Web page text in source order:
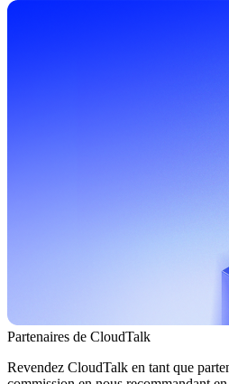
Partenaires de CloudTalk
Revendez CloudTalk en tant que